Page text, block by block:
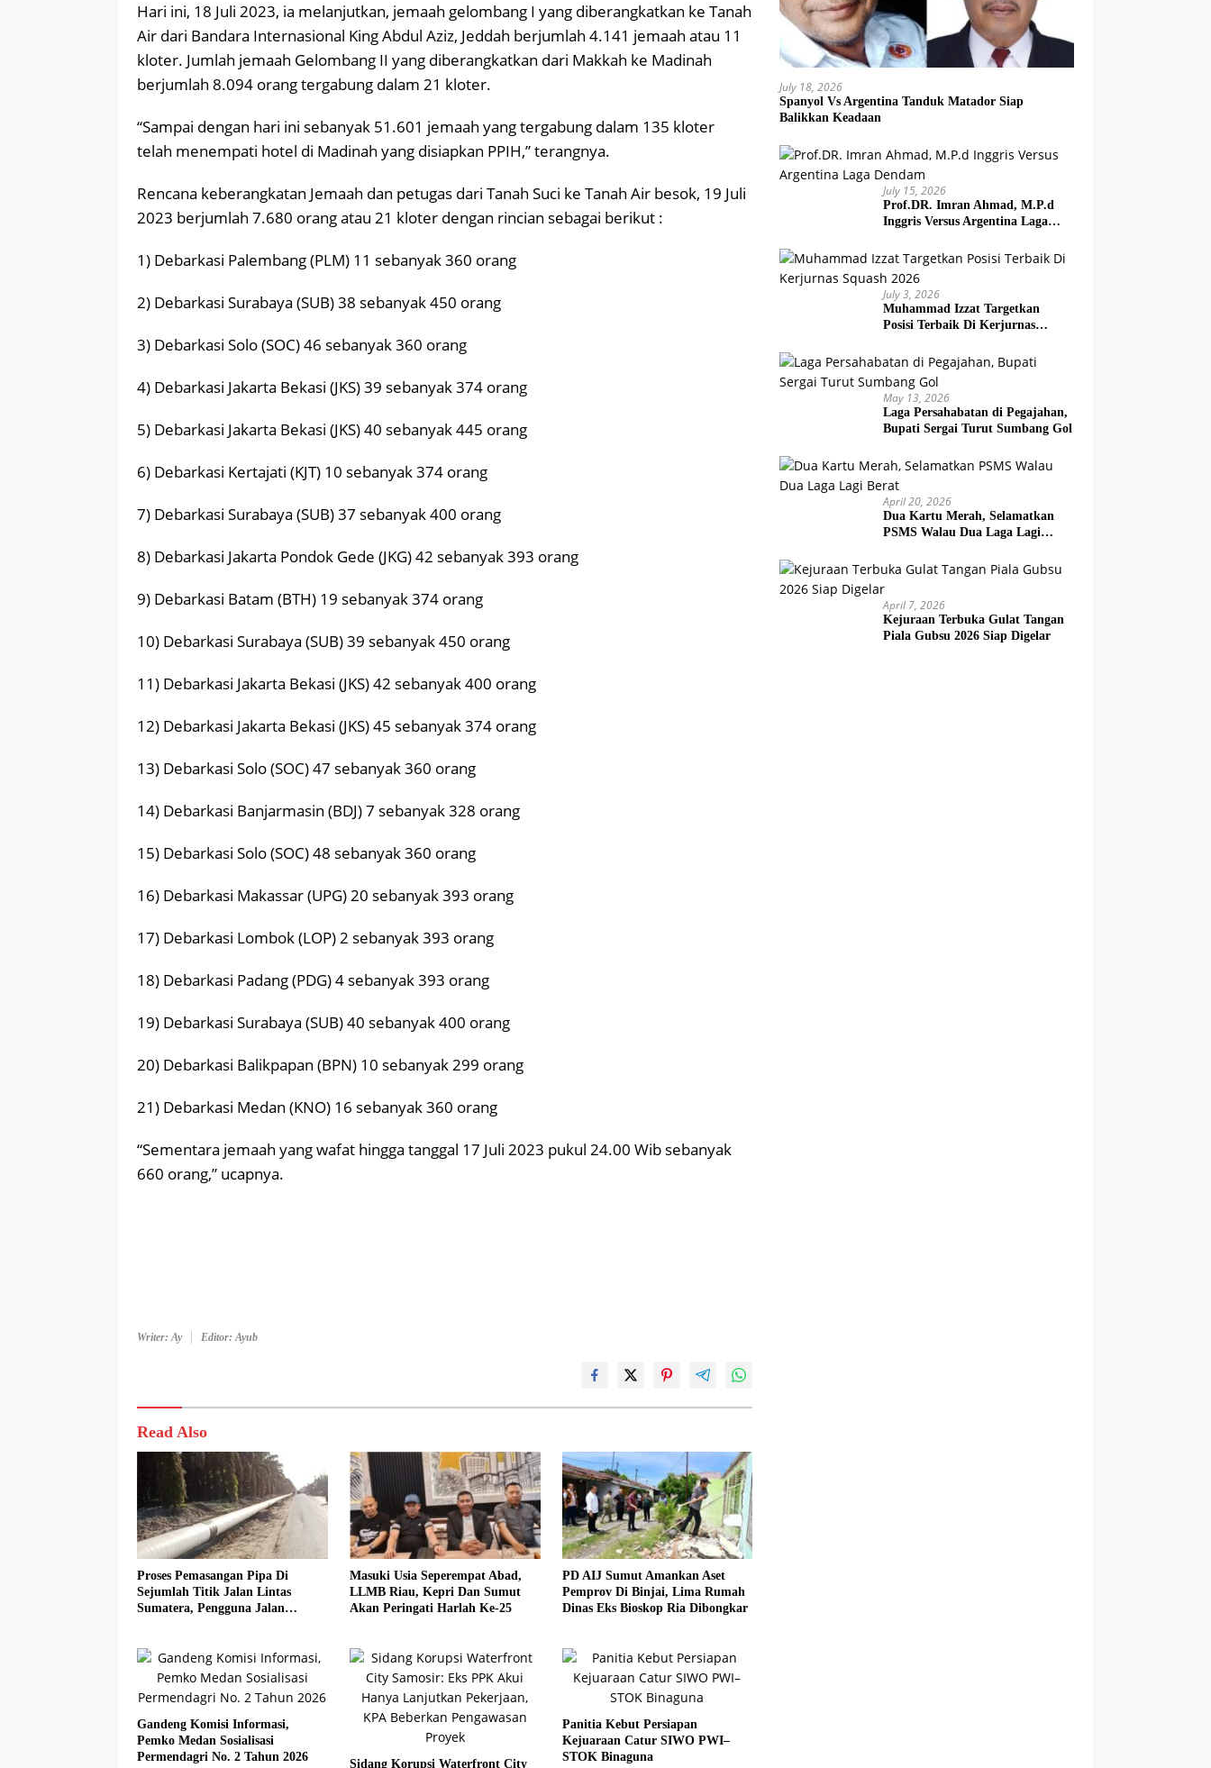
Hari ini, 18 Juli 2023, ia melanjutkan, jemaah gelombang I yang diberangkatkan ke Tanah
Air dari Bandara Internasional King Abdul Aziz, Jeddah berjumlah 4.141 jemaah atau 11
kloter. Jumlah jemaah Gelombang II yang diberangkatkan dari Makkah ke Madinah
berjumlah 8.094 orang tergabung dalam 21 kloter.
“Sampai dengan hari ini sebanyak 51.601 jemaah yang tergabung dalam 135 kloter
telah menempati hotel di Madinah yang disiapkan PPIH,” terangnya.
Rencana keberangkatan Jemaah dan petugas dari Tanah Suci ke Tanah Air besok, 19 Juli
2023 berjumlah 7.680 orang atau 21 kloter dengan rincian sebagai berikut :
1) Debarkasi Palembang (PLM) 11 sebanyak 360 orang
2) Debarkasi Surabaya (SUB) 38 sebanyak 450 orang
3) Debarkasi Solo (SOC) 46 sebanyak 360 orang
4) Debarkasi Jakarta Bekasi (JKS) 39 sebanyak 374 orang
5) Debarkasi Jakarta Bekasi (JKS) 40 sebanyak 445 orang
6) Debarkasi Kertajati (KJT) 10 sebanyak 374 orang
7) Debarkasi Surabaya (SUB) 37 sebanyak 400 orang
8) Debarkasi Jakarta Pondok Gede (JKG) 42 sebanyak 393 orang
9) Debarkasi Batam (BTH) 19 sebanyak 374 orang
10) Debarkasi Surabaya (SUB) 39 sebanyak 450 orang
11) Debarkasi Jakarta Bekasi (JKS) 42 sebanyak 400 orang
12) Debarkasi Jakarta Bekasi (JKS) 45 sebanyak 374 orang
13) Debarkasi Solo (SOC) 47 sebanyak 360 orang
14) Debarkasi Banjarmasin (BDJ) 7 sebanyak 328 orang
15) Debarkasi Solo (SOC) 48 sebanyak 360 orang
16) Debarkasi Makassar (UPG) 20 sebanyak 393 orang
17) Debarkasi Lombok (LOP) 2 sebanyak 393 orang
18) Debarkasi Padang (PDG) 4 sebanyak 393 orang
19) Debarkasi Surabaya (SUB) 40 sebanyak 400 orang
20) Debarkasi Balikpapan (BPN) 10 sebanyak 299 orang
21) Debarkasi Medan (KNO) 16 sebanyak 360 orang
“Sementara jemaah yang wafat hingga tanggal 17 Juli 2023 pukul 24.00 Wib sebanyak
660 orang,” ucapnya.
Writer: Ay Editor: Ayub
Read Also
Proses Pemasangan Pipa Di
Sejumlah Titik Jalan Lintas
Sumatera, Pengguna Jalan
Masuki Usia Seperempat Abad,
LLMB Riau, Kepri Dan Sumut
Akan Peringati Harlah Ke-25
PD AIJ Sumut Amankan Aset
Pemprov Di Binjai, Lima Rumah
Dinas Eks Bioskop Ria Dibongkar
Gandeng Komisi Informasi,
Pemko Medan Sosialisasi
Permendagri No. 2 Tahun 2026
Sidang Korupsi Waterfront City
Panitia Kebut Persiapan
Kejuaraan Catur SIWO PWI–
STOK Binaguna
July 18, 2026
Spanyol Vs Argentina Tanduk Matador Siap
Balikkan Keadaan
July 15, 2026
Prof.DR. Imran Ahmad, M.P.d
Inggris Versus Argentina Laga
July 3, 2026
Muhammad Izzat Targetkan
Posisi Terbaik Di Kerjurnas
May 13, 2026
Laga Persahabatan di Pegajahan,
Bupati Sergai Turut Sumbang Gol
April 20, 2026
Dua Kartu Merah, Selamatkan
PSMS Walau Dua Laga Lagi
April 7, 2026
Kejuraan Terbuka Gulat Tangan
Piala Gubsu 2026 Siap Digelar